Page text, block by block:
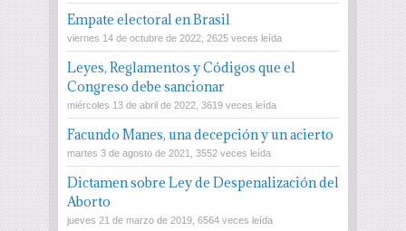
Empate electoral en Brasil
viernes 14 de octubre de 2022, 2625 veces leída
Leyes, Reglamentos y Códigos que el
Congreso debe sancionar
miércoles 13 de abril de 2022, 3619 veces leída
Facundo Manes, una decepción y un acierto
martes 3 de agosto de 2021, 3552 veces leída
Dictamen sobre Ley de Despenalización del
Aborto
jueves 21 de marzo de 2019, 6564 veces leída